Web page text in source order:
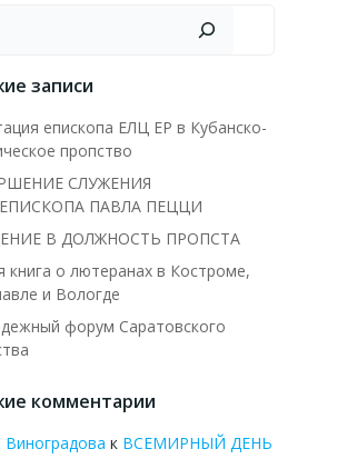
записи
епископа ЕЛЦ ЕР в Кубанско-
пропство
СЛУЖЕНИЯ
ПАВЛА ПЕЦЦИ
В ДОЛЖНОСТЬ ПРОПСТА
книга о лютеранах в Костроме,
и Вологде
форум Саратовского
комментарии
к ВСЕМИРНЫЙ ДЕНЬ